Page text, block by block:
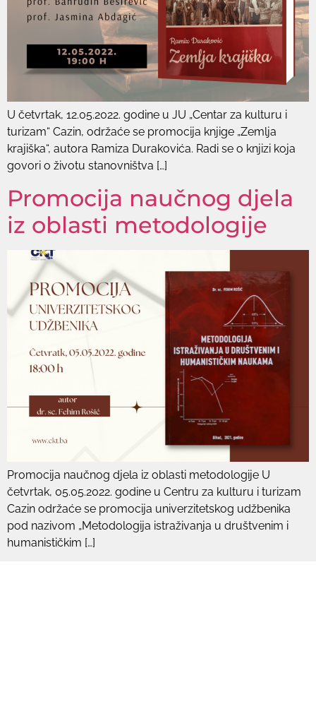
U četvrtak, 12.05.2022. godine u JU „Centar za kulturu i
turizam“ Cazin, održaće se promocija knjige „Zemlja
krajiška“, autora Ramiza Durakovića. Radi se o knjizi koja
govori o životu stanovništva […]
Promocija naučnog djela
iz oblasti metodologije
Promocija naučnog djela iz oblasti metodologije U
četvrtak, 05.05.2022. godine u Centru za kulturu i turizam
Cazin održaće se promocija univerzitetskog udžbenika
pod nazivom „Metodologija istraživanja u društvenim i
humanističkim […]